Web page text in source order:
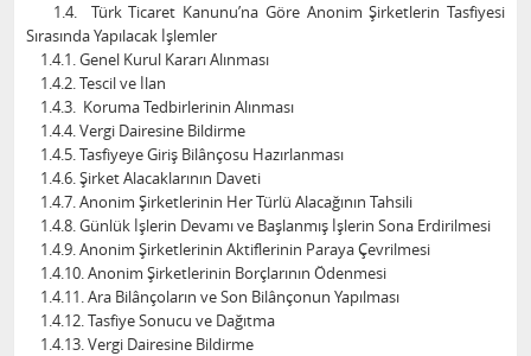
1.4. Türk Ticaret Kanunu’na Göre Anonim Şirketlerin Tasfiyesi
Sırasında Yapılacak İşlemler
1.4.1. Genel Kurul Kararı Alınması
1.4.2. Tescil ve İlan
1.4.3. Koruma Tedbirlerinin Alınması
1.4.4. Vergi Dairesine Bildirme
1.4.5. Tasfiyeye Giriş Bilânçosu Hazırlanması
1.4.6. Şirket Alacaklarının Daveti
1.4.7. Anonim Şirketlerinin Her Türlü Alacağının Tahsili
1.4.8. Günlük İşlerin Devamı ve Başlanmış İşlerin Sona Erdirilmesi
1.4.9. Anonim Şirketlerinin Aktiflerinin Paraya Çevrilmesi
1.4.10. Anonim Şirketlerinin Borçlarının Ödenmesi
1.4.11. Ara Bilânçoların ve Son Bilânçonun Yapılması
1.4.12. Tasfiye Sonucu ve Dağıtma
1.4.13. Vergi Dairesine Bildirme